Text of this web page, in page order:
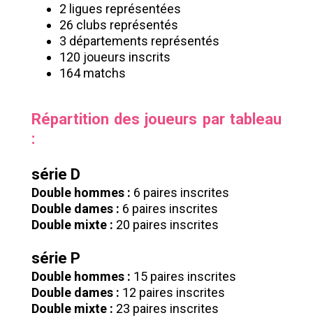
2 ligues représentées
26 clubs représentés
3 départements représentés
120 joueurs inscrits
164 matchs
Répartition des joueurs par tableau
:
série D
Double hommes : 6 paires inscrites
Double dames : 6 paires inscrites
Double mixte : 20 paires inscrites
série P
Double hommes : 15 paires inscrites
Double dames : 12 paires inscrites
Double mixte : 23 paires inscrites